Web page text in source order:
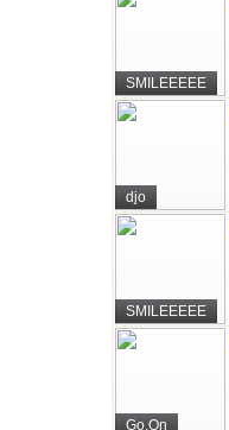
SMILEEEEE
djo
SMILEEEEE
Go.On